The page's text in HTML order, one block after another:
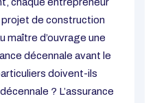
projet de construction
maître d’ouvrage une
décennale avant le
doivent-ils
? L’assurance